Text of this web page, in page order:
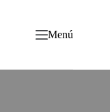
Menú